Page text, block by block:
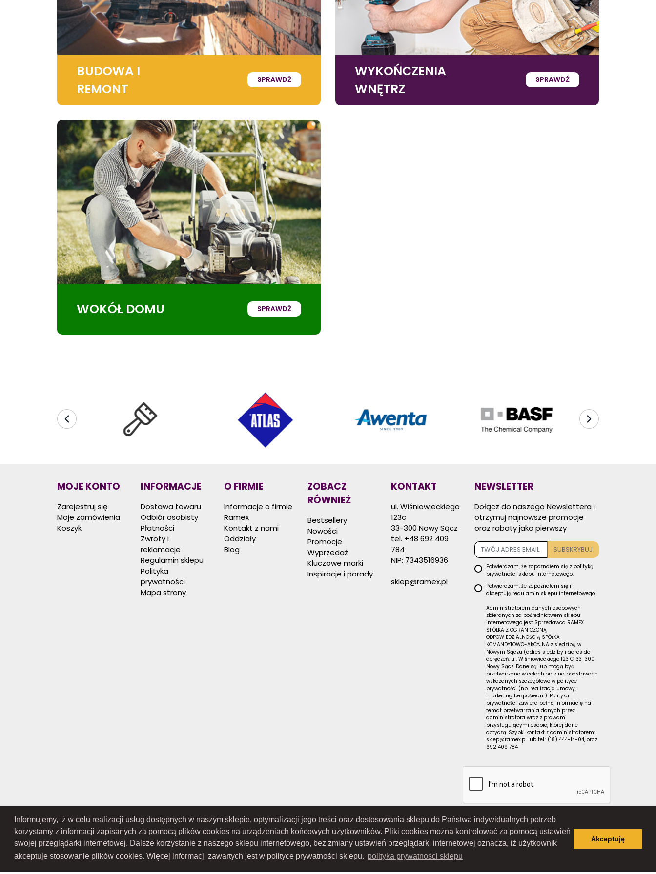
Informujemy, iż w celu realizacji usług dostępnych w naszym sklepie, optymalizacji jego treści oraz dostosowania sklepu do Państwa indywidualnych potrzeb
korzystamy z informacji zapisanych za pomocą plików cookies na urządzeniach końcowych użytkowników. Pliki cookies można kontrolować za pomocą ustawień
swojej przeglądarki internetowej. Dalsze korzystanie z naszego sklepu internetowego, bez zmiany ustawień przeglądarki internetowej oznacza, iż użytkownik
akceptuje stosowanie plików cookies. Więcej informacji zawartych jest w polityce prywatności sklepu. polityka prywatności sklepu
Akceptuję
BUDOWA I
REMONT
SPRAWDŹ
WYKOŃCZENIA
WNĘTRZ
SPRAWDŹ
WOKÓŁ DOMU SPRAWDŹ
MOJE KONTO
Zarejestruj się
Moje zamówienia
Koszyk
INFORMACJE
Dostawa towaru
Odbiór osobisty
Płatności
Zwroty i
reklamacje
Regulamin sklepu
Polityka
prywatności
Mapa strony
O FIRMIE
Informacje o firmie
Ramex
Kontakt z nami
Oddziały
Blog
ZOBACZ
RÓWNIEŻ
Bestsellery
Nowości
Promocje
Wyprzedaż
Kluczowe marki
Inspiracje i porady
KONTAKT
ul. Wiśniowieckiego
123c
33-300 Nowy Sącz
tel. +48 692 409
784
NIP: 7343516936
sklep@ramex.pl
NEWSLETTER
Dołącz do naszego Newslettera i
otrzymuj najnowsze promocje
oraz rabaty jako pierwszy
SUBSKRYBUJ
Potwierdzam, że zapoznałem się z polityką
prywatności sklepu internetowego.
Potwierdzam, że zapoznałem się i
akceptuję regulamin sklepu internetowego.
Administratorem danych osobowych
zbieranych za pośrednictwem sklepu
internetowego jest Sprzedawca RAMEX
SPÓŁKA Z OGRANICZONĄ
ODPOWIEDZIALNOŚCIĄ SPÓŁKA
KOMANDYTOWO-AKCYJNA z siedzibą w
Nowym Sączu (adres siedziby i adres do
doręczeń: ul. Wiśniowieckiego 123 C, 33-300
Nowy Sącz. Dane są lub mogą być
przetwarzane w celach oraz na podstawach
wskazanych szczegółowo w polityce
prywatności (np. realizacja umowy,
marketing bezpośredni). Polityka
prywatności zawiera pełną informację na
temat przetwarzania danych przez
administratora wraz z prawami
przysługującymi osobie, której dane
dotyczą. Szybki kontakt z administratorem:
sklep@ramex.pl lub tel.: (18) 444-14-04, oraz
692 409 784
RAMEX SPÓŁKA Z OGRANICZONĄ ODPOWIEDZIALNOŚCIĄ SPÓŁKA KOMANDYTOWO-AKCYJNA z siedzibą w Nowym Sączu (adres siedziby i adres do doręczeń: ul. Wiśniowieckiego 123 C, 33-300 Nowy Sącz); wpisana do Rejestru
Przedsiębiorców Krajowego Rejestru Sądowego pod numerem KRS 0000434051; sąd rejestrowy, w którym przechowywana jest dokumentacja spółki: Sąd Rejonowy dla Krakowa-Śródmieścia w Krakowie, XII Wydział
Gospodarczy Krajowego Rejestru Sądowego; kapitał zakładowy w wysokości: 10 050 000 zł, w całości opłacony; NIP: 7343516936; REGON: 122671197
Wszystkie prawa zastrzeżone Proudly designed by